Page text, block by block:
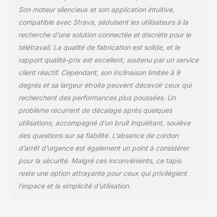
davantage les muscles
des jambes et réduit
l’impact sur les
articulations. L’inclinaison
doit être installée par
utilisation. 📊 【Tapis de
Marche avec Affichage
LED Clair】 L’écran LED
affiche en temps réel les
informations essentielles
de votre séance,
notamment la vitesse, la
durée, la distance et les
calories brûlées. Les
facilement à l’aide de la
télécommande fournie,
pour une utilisation
Son moteur silencieux et son application intuitive,
compatible avec Strava, séduisent les utilisateurs à la
recherche d’une solution connectée et discrète pour le
télétravail. La qualité de fabrication est solide, et le
rapport qualité-prix est excellent, soutenu par un service
client réactif. Cependant, son inclinaison limitée à 9
degrés et sa largeur étroite peuvent décevoir ceux qui
recherchent des performances plus poussées. Un
problème récurrent de décalage après quelques
utilisations, accompagné d’un bruit inquiétant, soulève
des questions sur sa fiabilité. L’absence de cordon
d’arrêt d’urgence est également un point à considérer
pour la sécurité. Malgré ces inconvénients, ce tapis
reste une option attrayante pour ceux qui privilégient
l’espace et la simplicité d’utilisation.